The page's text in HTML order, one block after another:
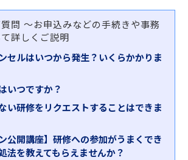
経営層としての視座・視点をコンパク
として、「（半日研修）役員・部長級
役員・部長級管理職に求める視点」も
。
などの技術革新、国際情勢の大きなう
急激な業績悪化事例などからもわか
代は激動の時代といえます。このよう
中、経営層に求められる会社の舵取り
いものとなっています。このような時
者にとっての判断軸」が必要となり
えで、変革の具体的な進め方（変革実
プ）を学びます。 「経営」「組織の未
い目線を踏まえた変革目標・計画を立
るようになることを目指します。
プ」とは、柔軟かつ迅速な意思決定
つのプロセス（①観察 ②方向付け ③
で分けた、アメリカ軍の意思決定理
なく、今まさに起こっていることに
での判断力が勝敗を分けます。
ＯＤＡループをふまえ、刻々と変わる
変に対応するには、組織はどのような
、リーダーはどのように振る舞うべ
例を用いた講義とワークを通じて考
る実践的な活用に繋げていただきま
問 ～お申込みなどの手続きや事務
詳しくご説明
セルはいつから発生？いくらかかりま
いつですか？
い研修をリクエストすることはできま
公開講座】研修への参加がうまくでき
法を教えてもらえませんか？